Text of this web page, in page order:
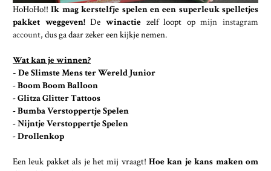
HoHoHo!!Ik mag kerstelfje spelen en een superleuk spelletjes
pakket weggeven!De winactie zelf loopt opmijn instagram
account, dus ga daar zeker een kijkje nemen.
Wat kan je winnen?
- De Slimste Mens ter Wereld Junior
- Boom Boom Balloon
- Glitza Glitter Tattoos
- Bumba Verstoppertje Spelen
- Nijntje Verstoppertje Spelen
- Drollenkop
Een leuk pakket als je het mij vraagt! Hoe kan je kans maken om